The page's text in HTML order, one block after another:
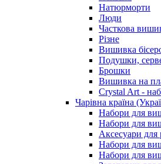
Натюрморти
Люди
Часткова
Різне
Вишивка
Подушки,
Брошки
Вишивка на
Crystal Art -
Чарівна країна
Набори для
Набори для
Аксесуари для
Набори для
Набори для